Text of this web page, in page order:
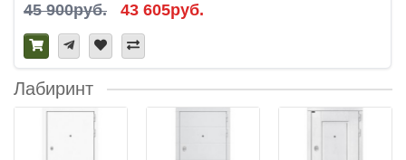
45 900руб. 43 605руб.
Лабиринт